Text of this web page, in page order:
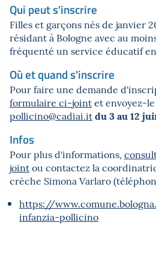
Qui peut s'inscrire
Filles et garçons nés de janvier
résidant à Bologne avec au
fréquenté un service éducatif
Où et quand s'inscrire
Pour faire une demande
formulaire ci-jointet envoyez-
pollicino@cadiai.itdu 3 au 12
Infos
Pour plus d'informations,
jointou contactez la
crèche Simona Varlaro
https://
infanzia-pollicino